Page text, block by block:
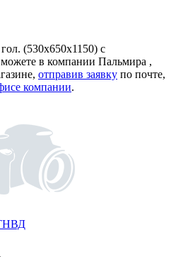
(530х650х1150) с
в компании Пальмира ,
отправив заявку по почте,
компании.